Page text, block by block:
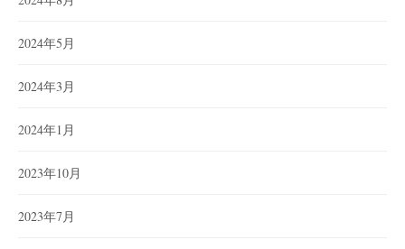
2024年5月
2024年3月
2024年1月
2023年10月
2023年7月